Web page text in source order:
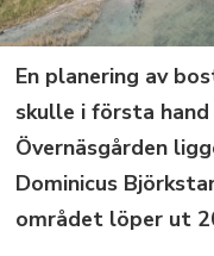
En planering av
skulle i första
Övernäsgården
Dominicus
området löper ut